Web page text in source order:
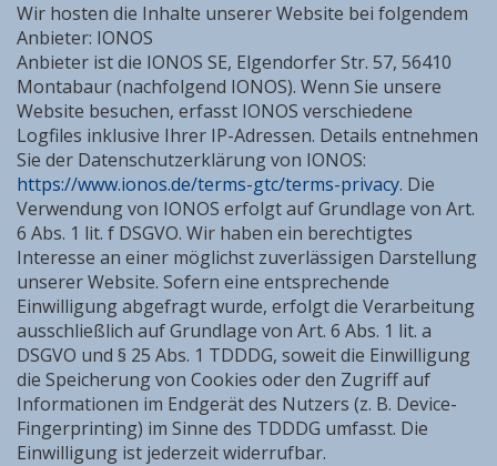
Wir hosten die Inhalte unserer Website bei folgendem
Anbieter: IONOS
Anbieter ist die IONOS SE, Elgendorfer Str. 57, 56410
Montabaur (nachfolgend IONOS). Wenn Sie unsere
Website besuchen, erfasst IONOS verschiedene
Logfiles inklusive Ihrer IP-Adressen. Details entnehmen
Sie der Datenschutzerklärung von IONOS:
https://www.ionos.de/terms-gtc/terms-privacy. Die
Verwendung von IONOS erfolgt auf Grundlage von Art.
6 Abs. 1 lit. f DSGVO. Wir haben ein berechtigtes
Interesse an einer möglichst zuverlässigen Darstellung
unserer Website. Sofern eine entsprechende
Einwilligung abgefragt wurde, erfolgt die Verarbeitung
ausschließlich auf Grundlage von Art. 6 Abs. 1 lit. a
DSGVO und § 25 Abs. 1 TDDDG, soweit die Einwilligung
die Speicherung von Cookies oder den Zugriff auf
Informationen im Endgerät des Nutzers (z. B. Device-
Fingerprinting) im Sinne des TDDDG umfasst. Die
Einwilligung ist jederzeit widerrufbar.